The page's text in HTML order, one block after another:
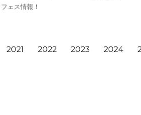
ェス情報！
2021 2022 2023 2024